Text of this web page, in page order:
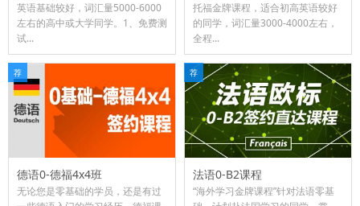
英语基础较好，词汇量5000-6000
左右的高中或大学同学。1、免费测
试...
托福金牌课程，适合初高英语较好
的同学，词汇量3000-4000左右，
全程...
德语0-德福4x4班
无论您是零基础的学员，还是有过
荐
法语0-B2课程
“海外学习金牌课程”针对法语零基
荐